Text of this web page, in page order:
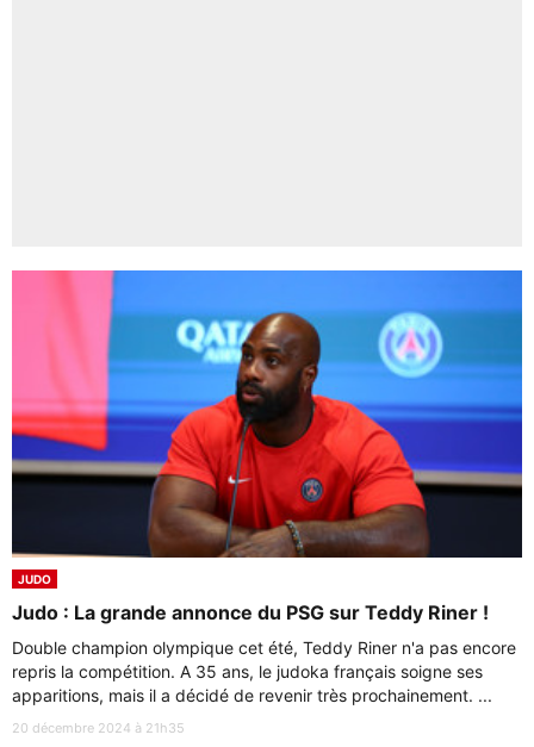
JUDO
Judo : La grande annonce du PSG sur Teddy Riner !
Double champion olympique cet été, Teddy Riner n'a pas encore
repris la compétition. A 35 ans, le judoka français soigne ses
apparitions, mais il a décidé de revenir très prochainement. ...
20 décembre 2024 à 21h35